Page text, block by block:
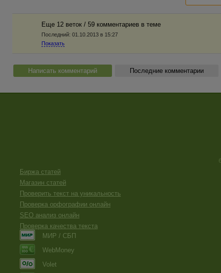
Еще 12 веток / 59 комментариев в темe
Последний: 01.10.2013 в 15:27
Показать
Написать комментарий Последние комментарии
Биржа статей
Магазин статей
Проверить текст на уникальность
Проверка орфографии онлайн
SEO анализ онлайн
Проверка качества текста
МИР / СБП
WebMoney
Volet